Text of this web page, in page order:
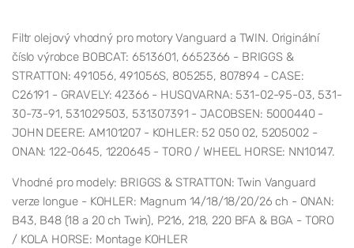
Filtr olejový vhodný pro motory Vanguard a TWIN. Originální
číslo výrobce BOBCAT: 6513601, 6652366 - BRIGGS &
STRATTON: 491056, 491056S, 805255, 807894 - CASE:
C26191 - GRAVELY: 42366 - HUSQVARNA: 531-02-95-03, 531-
30-73-91, 531029503, 531307391 - JACOBSEN: 5000440 -
JOHN DEERE: AM101207 - KOHLER: 52 050 02, 5205002 -
ONAN: 122-0645, 1220645 - TORO / WHEEL HORSE: NN10147.
Vhodné pro modely: BRIGGS & STRATTON: Twin Vanguard
verze longue - KOHLER: Magnum 14/18/18/20/26 ch - ONAN:
B43, B48 (18 a 20 ch Twin), P216, 218, 220 BFA & BGA - TORO
/ KOLA HORSE: Montage KOHLER